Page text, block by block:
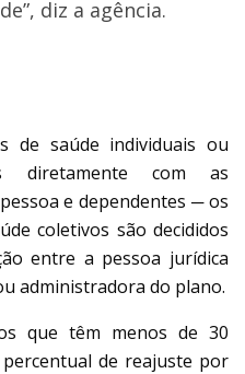
diz a agência.
de saúde individuais ou
diretamente com as
e dependentes ─ os
coletivos são decididos
entre a pessoa jurídica
administradora do plano.
que têm menos de 30
de reajuste por